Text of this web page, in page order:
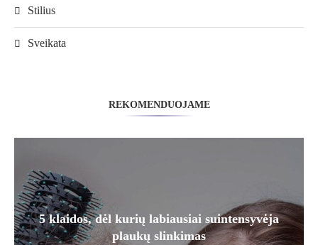
Stilius
Sveikata
REKOMENDUOJAME
5 klaidos, dėl kurių labiausiai suintensyvėja
plaukų slinkimas